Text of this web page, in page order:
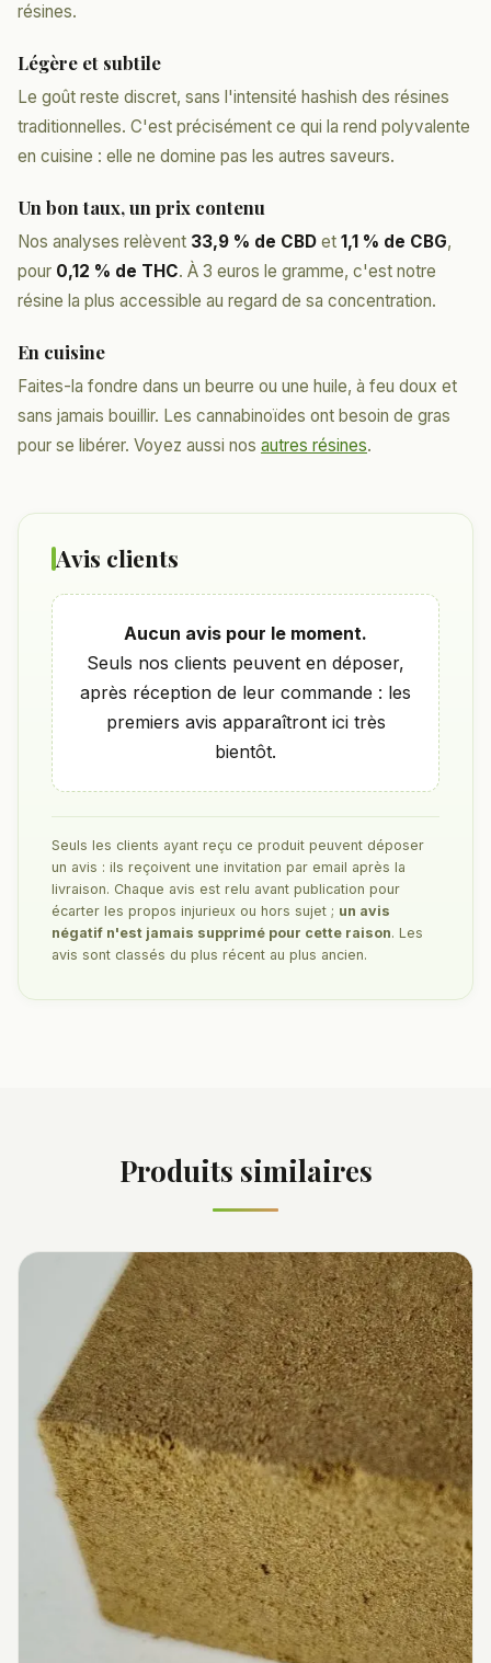
résines.
Légère et subtile
Le goût reste discret, sans l'intensité hashish des résines
traditionnelles. C'est précisément ce qui la rend polyvalente
en cuisine : elle ne domine pas les autres saveurs.
Un bon taux, un prix contenu
Nos analyses relèvent 33,9 % de CBD et 1,1 % de CBG,
pour 0,12 % de THC. À 3 euros le gramme, c'est notre
résine la plus accessible au regard de sa concentration.
En cuisine
Faites-la fondre dans un beurre ou une huile, à feu doux et
sans jamais bouillir. Les cannabinoïdes ont besoin de gras
pour se libérer. Voyez aussi nos autres résines.
Avis clients
Aucun avis pour le moment.
Seuls nos clients peuvent en déposer,
après réception de leur commande : les
premiers avis apparaîtront ici très
bientôt.
Seuls les clients ayant reçu ce produit peuvent déposer
un avis : ils reçoivent une invitation par email après la
livraison. Chaque avis est relu avant publication pour
écarter les propos injurieux ou hors sujet ; un avis
négatif n'est jamais supprimé pour cette raison. Les
avis sont classés du plus récent au plus ancien.
Produits similaires